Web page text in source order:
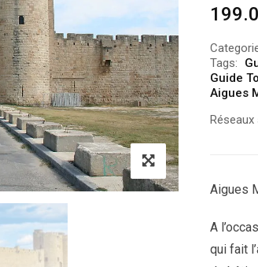
Tags:
Guide
Aigues
Aigues
A
qui fait